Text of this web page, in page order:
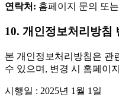
연락처: 홈페이지 문의 또
10. 개인정보처리방침
본 개인정보처리방침은 관
수 있으며, 변경 시 홈페이
시행일 : 2025년 1월 1일